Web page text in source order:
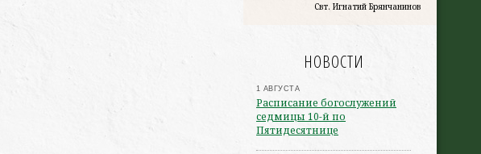
Свт. Игнатий Брянчанинов
НОВОСТИ
1 АВГУСТА
Расписание богослужений
седмицы 10-й по
Пятидесятнице